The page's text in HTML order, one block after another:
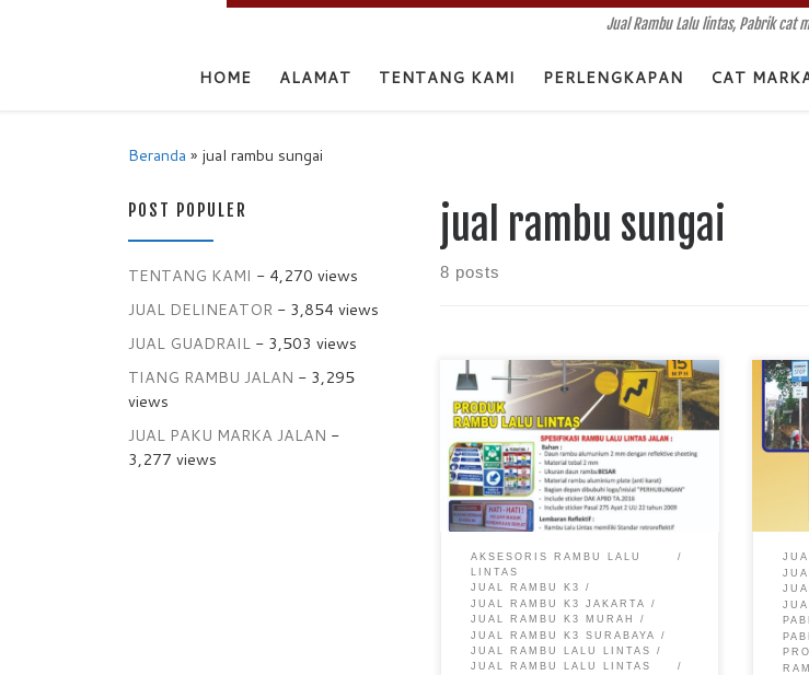
Jual Rambu Lalu lintas, Pabrik cat
HOME ALAMAT TENTANG KAMI PERLENGKAPAN CAT
Beranda » jual rambu sungai
jual rambu sungai
8 posts
AKSESORIS RAMBU LALU
LINTAS
JUAL RAMBU K3
JUAL RAMBU K3 JAKARTA
JUAL RAMBU K3 MURAH
JUAL RAMBU K3 SURABAYA
JUAL RAMBU LALU LINTAS
JUAL RAMBU LALU LINTAS
POST POPULER
TENTANG KAMI - 4,270 views
JUAL DELINEATOR - 3,854 views
JUAL GUADRAIL - 3,503 views
TIANG RAMBU JALAN - 3,295
views
JUAL PAKU MARKA JALAN -
3,277 views